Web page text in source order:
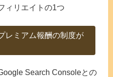
ィリエイトの1つ
レミアム報酬の制度が
Search Consoleとの